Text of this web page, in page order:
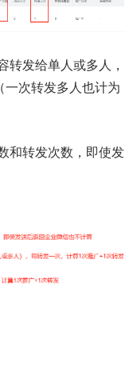
转发给单人或多人，
次转发多人也计为
和转发次数，即使发